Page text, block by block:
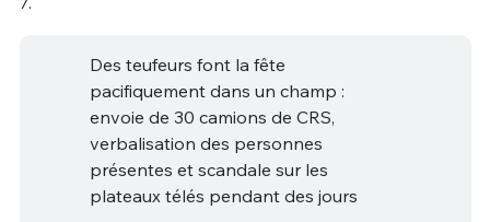
Des teufeurs font la fête
pacifiquement dans un champ :
envoie de 30 camions de CRS,
verbalisation des personnes
présentes et scandale sur les
plateaux télés pendant des jours